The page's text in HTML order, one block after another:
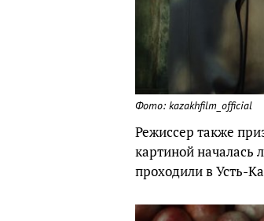
Фото: kazakhfilm_official
Режиссер также
картиной началась
проходили в Усть-